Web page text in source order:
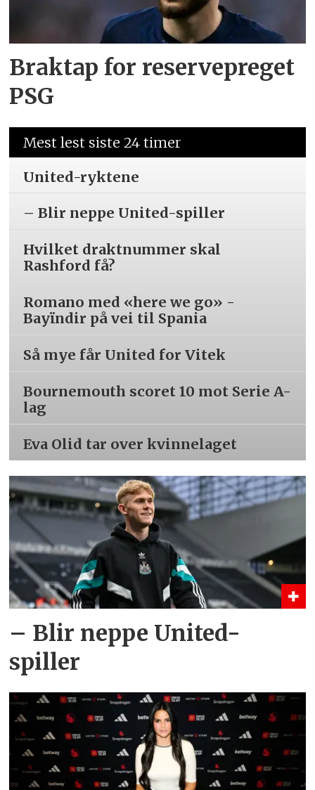
Braktap for reservepreget
PSG
Mest lest siste 24 timer
United-ryktene
– Blir neppe United-spiller
Hvilket draktnummer skal
Rashford få?
Romano med «here we go» -
Bayïndir på vei til Spania
Så mye får United for Vitek
Bournemouth scoret 10 mot Serie A-
lag
Eva Olid tar over kvinnelaget
– Blir neppe United-
spiller